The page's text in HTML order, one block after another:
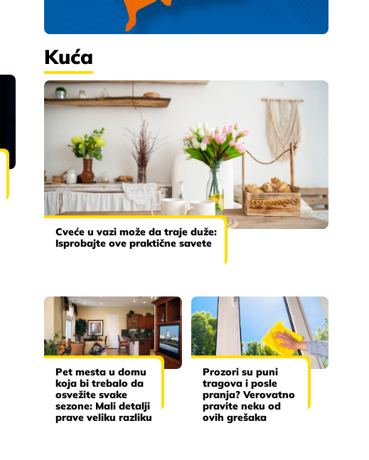
Kuća
Cveće u vazi može da traje duže:
Isprobajte ove praktične savete
Pet mesta u domu
koja bi trebalo da
osvežite svake
sezone: Mali detalji
prave veliku razliku
Prozori su puni
tragova i posle
pranja? Verovatno
pravite neku od
ovih grešaka